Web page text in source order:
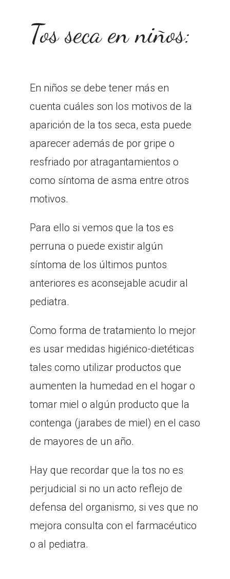
Tos seca en niños:
En niños se debe tener más en
cuenta cuáles son los motivos de la
aparición de la tos seca, esta puede
aparecer además de por gripe o
resfriado por atragantamientos o
como síntoma de asma entre otros
motivos.
Para ello si vemos que la tos es
perruna o puede existir algún
síntoma de los últimos puntos
anteriores es aconsejable acudir al
pediatra.
Como forma de tratamiento lo mejor
es usar medidas higiénico-dietéticas
tales como utilizar productos que
aumenten la humedad en el hogar o
tomar miel o algún producto que la
contenga (jarabes de miel) en el caso
de mayores de un año.
Hay que recordar que la tos no es
perjudicial si no un acto reflejo de
defensa del organismo, si ves que no
mejora consulta con el farmacéutico
o al pediatra.